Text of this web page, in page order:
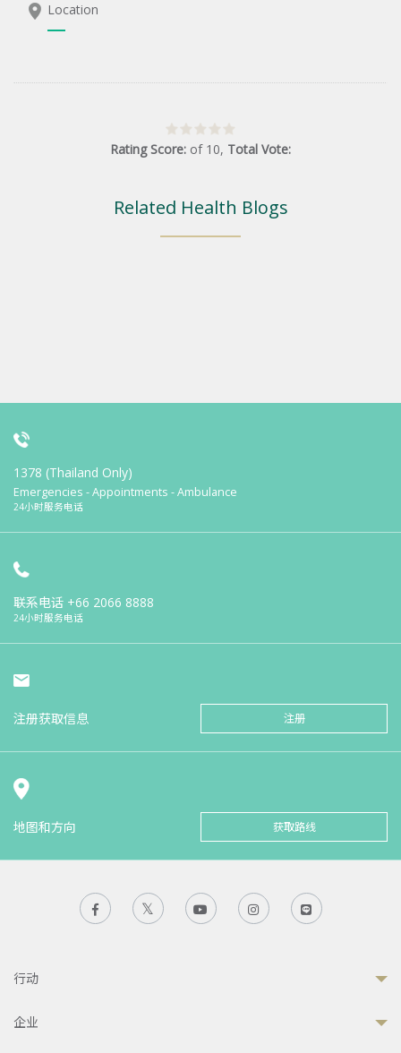
Location
Rating Score: of 10, Total Vote:
Related Health Blogs
1378 (Thailand Only)
Emergencies - Appointments - Ambulance
24小时服务电话
联系电话 +66 2066 8888
24小时服务电话
注册获取信息 注册
地图和方向 获取路线
行动
企业